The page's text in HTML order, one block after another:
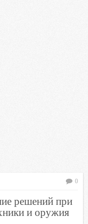
0
решений при
и оружия